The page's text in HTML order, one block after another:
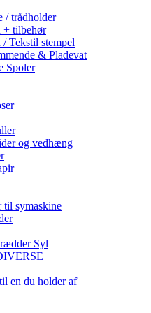
/ trådholder
+ tilbehør
/ Tekstil stempel
& Pladevat
Spoler
og vedhæng
til symaskine
Syl
en du holder af